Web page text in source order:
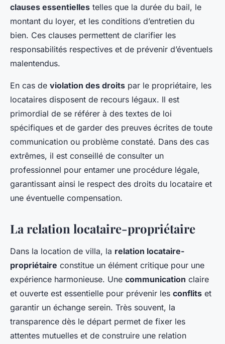
clauses essentielles telles que la durée du bail, le
montant du loyer, et les conditions d’entretien du
bien. Ces clauses permettent de clarifier les
responsabilités respectives et de prévenir d’éventuels
malentendus.
En cas de violation des droits par le propriétaire, les
locataires disposent de recours légaux. Il est
primordial de se référer à des textes de loi
spécifiques et de garder des preuves écrites de toute
communication ou problème constaté. Dans des cas
extrêmes, il est conseillé de consulter un
professionnel pour entamer une procédure légale,
garantissant ainsi le respect des droits du locataire et
une éventuelle compensation.
La relation locataire-propriétaire
Dans la location de villa, la relation locataire-
propriétaire constitue un élément critique pour une
expérience harmonieuse. Une communication claire
et ouverte est essentielle pour prévenir les conflits et
garantir un échange serein. Très souvent, la
transparence dès le départ permet de fixer les
attentes mutuelles et de construire une relation